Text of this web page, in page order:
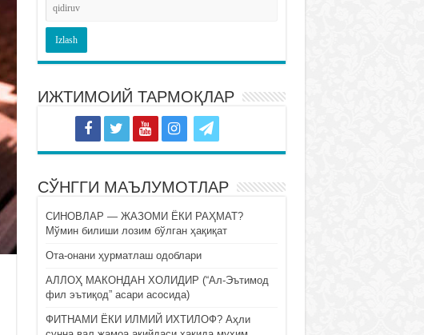
ИЖТИМОИЙ ТАРМОҚЛАР
СЎНГГИ МАЪЛУМОТЛАР
СИНОВЛАР — ЖАЗОМИ ЁКИ РАҲМАТ?
Мўмин билиши лозим бўлган ҳақиқат
Ота-онани ҳурматлаш одоблари
АЛЛОҲ МАКОНДАН ХОЛИДИР (“Ал-Эътимод
фил эътиқод” асари асосида)
ФИТНАМИ ЁКИ ИЛМИЙ ИХТИЛОФ? Аҳли